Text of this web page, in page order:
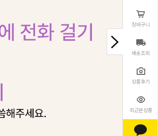
장바구니
배송조회
상품후기
최근본상품